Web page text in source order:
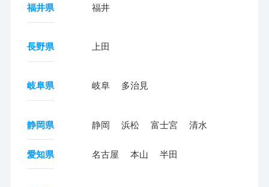
福井県 福井
長野県 上田
岐阜県 岐阜 多治見
静岡県 静岡 浜松 富士宮 清水
愛知県 名古屋 本山 半田